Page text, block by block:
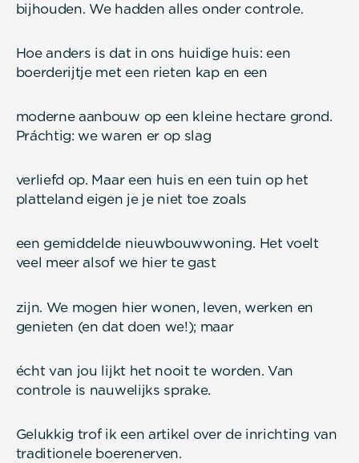
bijhouden. We hadden alles onder controle.
Hoe anders is dat in ons huidige huis: een
boerderijtje met een rieten kap en een
moderne aanbouw op een kleine hectare grond.
Práchtig: we waren er op slag
verliefd op. Maar een huis en een tuin op het
platteland eigen je je niet toe zoals
een gemiddelde nieuwbouwwoning. Het voelt
veel meer alsof we hier te gast
zijn. We mogen hier wonen, leven, werken en
genieten (en dat doen we!); maar
écht van jou lijkt het nooit te worden. Van
controle is nauwelijks sprake.
Gelukkig trof ik een artikel over de inrichting van
traditionele boerenerven.